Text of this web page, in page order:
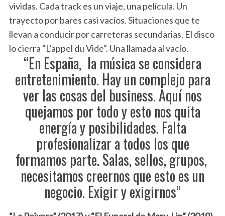
vividas. Cada track es un viaje, una película. Un
trayecto por bares casi vacíos. Situaciones que te
llevan a conducir por carreteras secundarias. El disco
lo cierra “L’appel du Vide”. Una llamada al vacío.
“En España, la música se considera
entretenimiento. Hay un complejo para
ver las cosas del business. Aquí nos
quejamos por todo y esto nos quita
energía y posibilidades. Falta
profesionalizar a todos los que
formamos parte. Salas, sellos, grupos,
necesitamos creernos que esto es un
negocio. Exigir y exigirnos”